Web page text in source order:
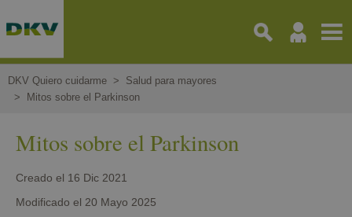
al
principal
DKV Quiero cuidarme
Salud para mayores
Mitos sobre el Parkinson
Mitos sobre el Parkinson
Creado el 16 Dic 2021
Modificado el 20 Mayo 2025